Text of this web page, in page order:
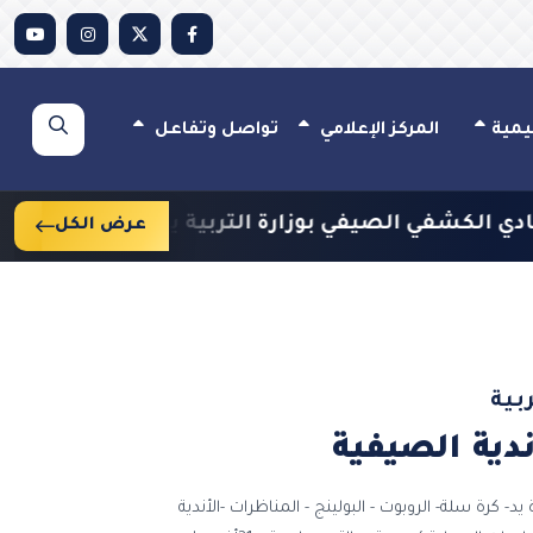
المركز الإعلامي تواصل وتفاعل
مهارات القيادة والعمل الجماعي ويعزز قيم
عرض الكل
الصيفية
2026 ( كرة قدم- كرة يد- كرة سلة- الروبوت - البولينج - المناظرات -الأندية